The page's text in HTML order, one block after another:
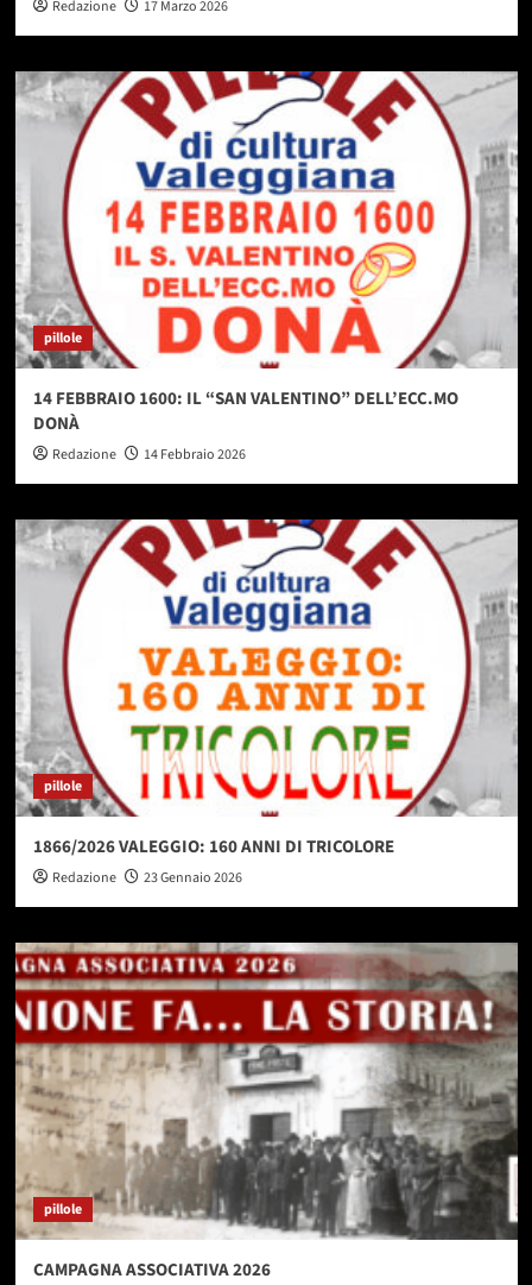
Redazione 17 Marzo 2026
pillole
14 FEBBRAIO 1600: IL “SAN VALENTINO” DELL’ECC.MO
DONÀ
Redazione 14 Febbraio 2026
pillole
1866/2026 VALEGGIO: 160 ANNI DI TRICOLORE
Redazione 23 Gennaio 2026
pillole
CAMPAGNA ASSOCIATIVA 2026